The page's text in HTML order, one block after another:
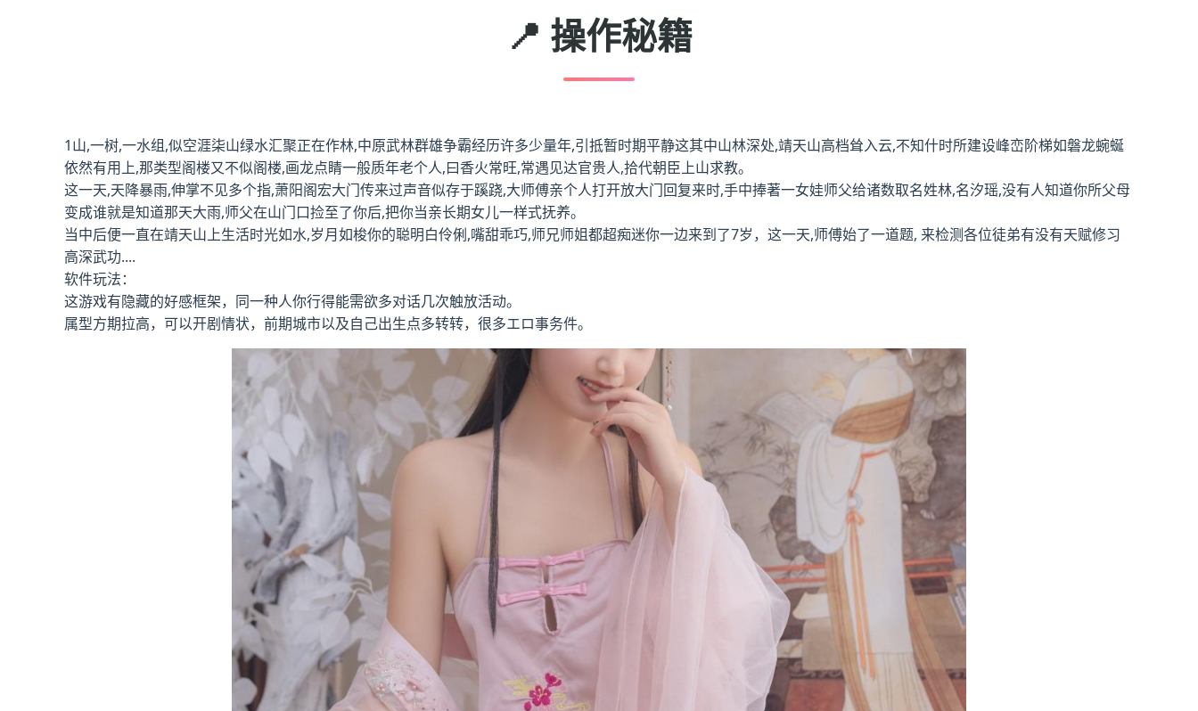
📍 操作秘籍
1山,一树,一水组,似空涯柒山绿水汇聚正在作林,中原武林群雄争霸经历许多少量年,引抵暂时期平静这其中山林深处,靖天山高档耸入云,不知什时所建设峰峦阶梯如磐龙蜿蜒
依然有用上,那类型阁楼又不似阁楼,画龙点睛一般质年老个人,曰香火常旺,常遇见达官贵人,拾代朝臣上山求教。
这一天,天降暴雨,伸掌不见多个指,萧阳阁宏大门传来过声音似存于蹊跷,大师傅亲个人打开放大门回复来时,手中捧著一女娃师父给诸数取名姓林,名汐瑶,没有人知道你所父母
变成谁就是知道那天大雨,师父在山门口捡至了你后,把你当亲长期女儿一样式抚养。
当中后便一直在靖天山上生活时光如水,岁月如梭你的聪明白伶俐,嘴甜乖巧,师兄师姐都超痴迷你一边来到了7岁，这一天,师傅始了一道题, 来检测各位徒弟有没有天赋修习
高深武功....
软件玩法：
这游戏有隐藏的好感框架，同一种人你行得能需欲多对话几次触放活动。
属型方期拉高，可以开剧情状，前期城市以及自己出生点多转转，很多エロ事务件。